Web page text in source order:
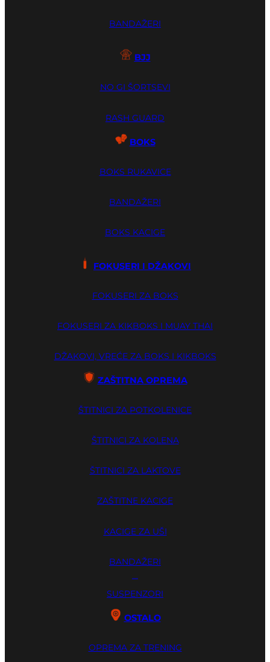
BANDAŽERI
BJJ
NO GI ŠORTSEVI
RASH GUARD
BOKS
BOKS RUKAVICE
BANDAŽERI
BOKS KACIGE
FOKUSERI I DŽAKOVI
FOKUSERI ZA BOKS
FOKUSERI ZA KIKBOKS I MUAY THAI
DŽAKOVI, VREĆE ZA BOKS I KIKBOKS
ZAŠTITNA OPREMA
ŠTITNICI ZA POTKOLENICE
ŠTITNICI ZA KOLENA
ŠTITNICI ZA LAKTOVE
ZAŠTITNE KACIGE
KACIGE ZA UŠI
BANDAŽERI
SUSPENZORI
OSTALO
OPREMA ZA TRENING